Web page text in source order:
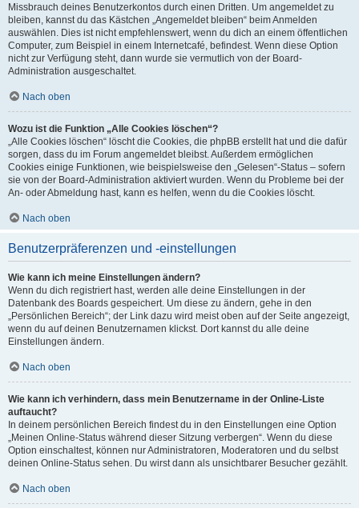
Missbrauch deines Benutzerkontos durch einen Dritten. Um angemeldet zu
bleiben, kannst du das Kästchen „Angemeldet bleiben“ beim Anmelden
auswählen. Dies ist nicht empfehlenswert, wenn du dich an einem öffentlichen
Computer, zum Beispiel in einem Internetcafé, befindest. Wenn diese Option
nicht zur Verfügung steht, dann wurde sie vermutlich von der Board-
Administration ausgeschaltet.
Nach oben
Wozu ist die Funktion „Alle Cookies löschen“?
„Alle Cookies löschen“ löscht die Cookies, die phpBB erstellt hat und die dafür
sorgen, dass du im Forum angemeldet bleibst. Außerdem ermöglichen
Cookies einige Funktionen, wie beispielsweise den „Gelesen“-Status – sofern
sie von der Board-Administration aktiviert wurden. Wenn du Probleme bei der
An- oder Abmeldung hast, kann es helfen, wenn du die Cookies löscht.
Nach oben
Benutzerpräferenzen und -einstellungen
Wie kann ich meine Einstellungen ändern?
Wenn du dich registriert hast, werden alle deine Einstellungen in der
Datenbank des Boards gespeichert. Um diese zu ändern, gehe in den
„Persönlichen Bereich“; der Link dazu wird meist oben auf der Seite angezeigt,
wenn du auf deinen Benutzernamen klickst. Dort kannst du alle deine
Einstellungen ändern.
Nach oben
Wie kann ich verhindern, dass mein Benutzername in der Online-Liste
auftaucht?
In deinem persönlichen Bereich findest du in den Einstellungen eine Option
„Meinen Online-Status während dieser Sitzung verbergen“. Wenn du diese
Option einschaltest, können nur Administratoren, Moderatoren und du selbst
deinen Online-Status sehen. Du wirst dann als unsichtbarer Besucher gezählt.
Nach oben